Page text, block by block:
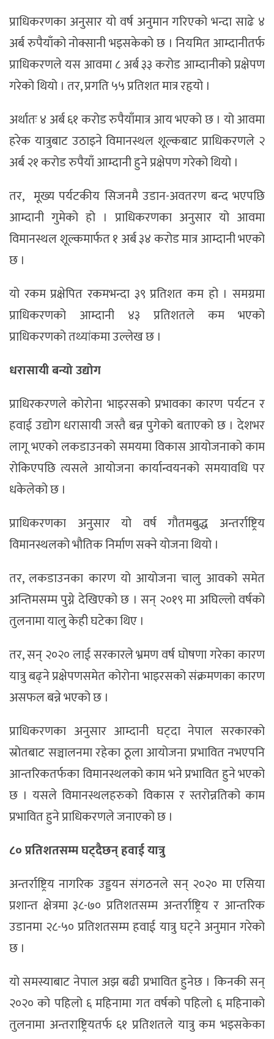
प्राधिकरणका अनुसार यो वर्ष अनुमान गरिएको भन्दा साढे ४
अर्ब रुपैयाँको नोक्सानी भइसकेको छ । नियमित आम्दानीतर्फ
प्राधिकरणले यस आवमा ८ अर्ब ३३ करोड आम्दानीको प्रक्षेपण
गरेको थियो । तर, प्रगति ५५ प्रतिशत मात्र रहृयो ।
अर्थातः ४ अर्ब ६१ करोड रुपैयाँमात्र आय भएको छ । यो आवमा
हरेक यात्रुबाट उठाइने विमानस्थल शूल्कबाट प्राधिकरणले २
अर्ब २१ करोड रुपैयाँ आम्दानी हुने प्रक्षेपण गरेको थियो ।
तर, मूख्य पर्यटकीय सिजनमै उडान-अवतरण बन्द भएपछि
आम्दानी गुमेको हो । प्राधिकरणका अनुसार यो आवमा
विमानस्थल शूल्कमार्फत १ अर्ब ३४ करोड मात्र आम्दानी भएको
छ ।
यो रकम प्रक्षेपित रकमभन्दा ३९ प्रतिशत कम हो । समग्रमा
प्राधिकरणको आम्दानी ४३ प्रतिशतले कम भएको
प्राधिकरणको तथ्यांकमा उल्लेख छ ।
धरासायी बन्यो उद्योग
प्राधिरकरणले कोरोना भाइरसको प्रभावका कारण पर्यटन र
हवाई उद्योग धरासायी जस्तै बन्न पुगेको बताएको छ । देशभर
लागू भएको लकडाउनको समयमा विकास आयोजनाको काम
रोकिएपछि त्यसले आयोजना कार्यान्वयनको समयावधि पर
धकेलेको छ ।
प्राधिकरणका अनुसार यो वर्ष गौतमबुद्ध अन्तर्राष्ट्रिय
विमानस्थलको भौतिक निर्माण सक्ने योजना थियो ।
तर, लकडाउनका कारण यो आयोजना चालु आवको समेत
अन्तिमसम्म पुग्ने देखिएको छ । सन् २०१९ मा अघिल्लो वर्षको
तुलनामा यालु केही घटेका थिए ।
तर, सन् २०२० लाई सरकारले भ्रमण वर्ष घोषणा गरेका कारण
यात्रु बढ्ने प्रक्षेपणसमेत कोरोना भाइरसको संक्रमणका कारण
असफल बन्ने भएको छ ।
प्राधिकरणका अनुसार आम्दानी घट्दा नेपाल सरकारको
स्रोतबाट सञ्चालनमा रहेका ठूला आयोजना प्रभावित नभएपनि
आन्तरिकतर्फका विमानस्थलको काम भने प्रभावित हुने भएको
छ । यसले विमानस्थलहरुको विकास र स्तरोन्नतिको काम
प्रभावित हुने प्राधिकरणले जनाएको छ ।
८० प्रतिशतसम्म घट्दैछन् हवाई यात्रु
अन्तर्राष्ट्रिय नागरिक उड्डयन संगठनले सन् २०२० मा एसिया
प्रशान्त क्षेत्रमा ३८-७० प्रतिशतसम्म अन्तर्राष्ट्रिय र आन्तरिक
उडानमा २८-५० प्रतिशतसम्म हवाई यात्रु घट्ने अनुमान गरेको
छ ।
यो समस्याबाट नेपाल अझ बढी प्रभावित हुनेछ । किनकी सन्
२०२० को पहिलो ६ महिनामा गत वर्षको पहिलो ६ महिनाको
तुलनामा अन्तराष्ट्रियतर्फ ६१ प्रतिशतले यात्रु कम भइसकेका